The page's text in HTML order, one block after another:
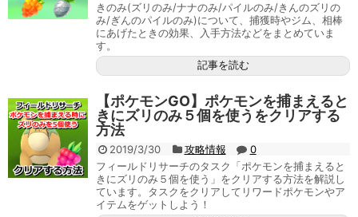
きのみ(ズリのみ/ナナのみ/パイルのみ/きんのズリの
み/ぎんのパイルのみ)について、捕獲時やジム、相棒
にあげたときの効果、入手方法などをまとめていま
す。
記事を読む
【ポケモンGO】ポケモンを捕まえると
きにズリのみ５個を使うをクリアする
方法
2019/3/30 攻略情報
0
フィールドリサーチのタスク「ポケモンを捕まえると
きにズリのみ５個を使う」をクリアする方法を解説し
ています。タスクをクリアしてリワードポケモンやア
イテムをゲットしよう！